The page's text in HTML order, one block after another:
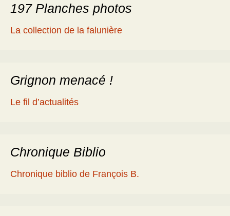
197 Planches photos
La collection de la falunière
Grignon menacé !
Le fil d’actualités
Chronique Biblio
Chronique biblio de François B.